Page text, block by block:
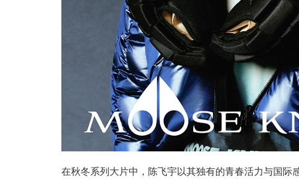
在秋冬系列大片中，陈飞宇以其独有的青春活力与国际